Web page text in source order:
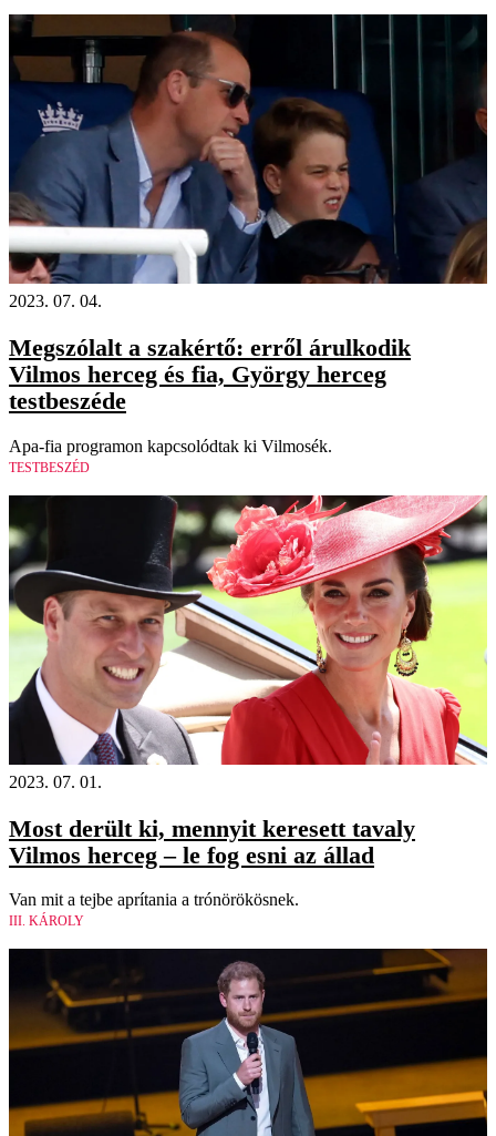
2023. 07. 04.
Megszólalt a szakértő: erről árulkodik
Vilmos herceg és fia, György herceg
testbeszéde
Apa-fia programon kapcsolódtak ki Vilmosék.
TESTBESZÉD
2023. 07. 01.
Most derült ki, mennyit keresett tavaly
Vilmos herceg – le fog esni az állad
Van mit a tejbe aprítania a trónörökösnek.
III. KÁROLY